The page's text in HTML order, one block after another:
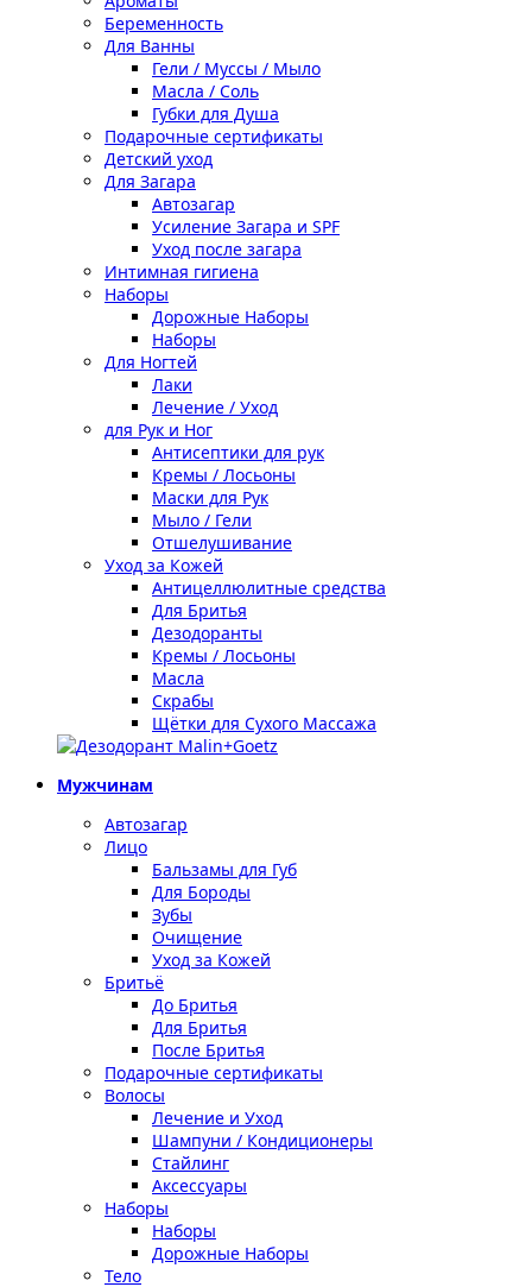
Беременность
Для Ванны
Гели / Муссы / Мыло
Масла / Соль
Губки для Душа
Подарочные сертификаты
Детский уход
Для Загара
Автозагар
Усиление Загара и SPF
Уход после загара
Интимная гигиена
Наборы
Дорожные Наборы
Наборы
Для Ногтей
Лаки
Лечение / Уход
для Рук и Ног
Антисептики для рук
Кремы / Лосьоны
Маски для Рук
Мыло / Гели
Отшелушивание
Уход за Кожей
Антицеллюлитные средства
Для Бритья
Дезодоранты
Кремы / Лосьоны
Масла
Скрабы
Щётки для Сухого Массажа
Мужчинам
Автозагар
Лицо
Бальзамы для Губ
Для Бороды
Зубы
Очищение
Уход за Кожей
Бритьё
До Бритья
Для Бритья
После Бритья
Подарочные сертификаты
Волосы
Лечение и Уход
Шампуни / Кондиционеры
Стайлинг
Аксессуары
Наборы
Наборы
Дорожные Наборы
Тело